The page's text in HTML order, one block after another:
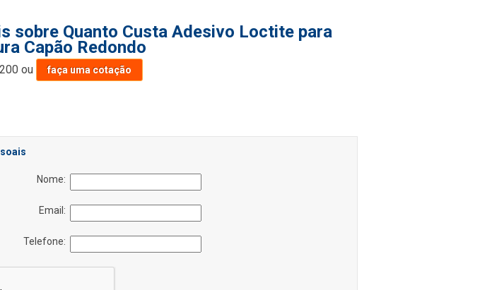
sobre Quanto Custa Adesivo Loctite para
Capão Redondo
ou faça uma cotação
Nome:
Email:
Telefone: